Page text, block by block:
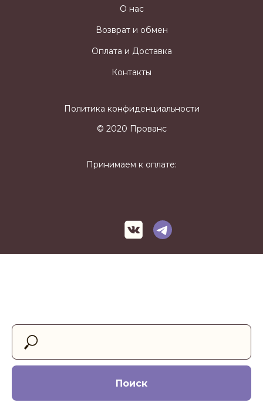
© 2020 Прованс
О нас
Возврат и обмен
Оплата и Доставка
Контакты
Политика конфиденциальности
Принимаем к оплате:
Поиск